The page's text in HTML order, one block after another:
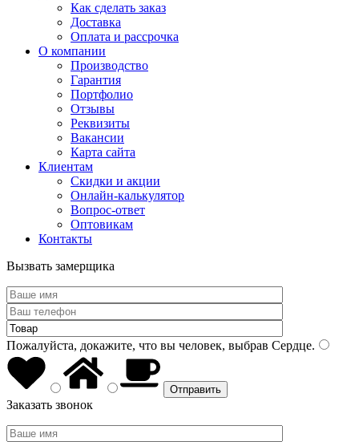
Как сделать заказ
Доставка
Оплата и рассрочка
О компании
Производство
Гарантия
Портфолио
Отзывы
Реквизиты
Вакансии
Карта сайта
Клиентам
Скидки и акции
Онлайн-калькулятор
Вопрос-ответ
Оптовикам
Контакты
Вызвать замерщика
Пожалуйста, докажите, что вы человек, выбрав Сердце.
Заказать звонок